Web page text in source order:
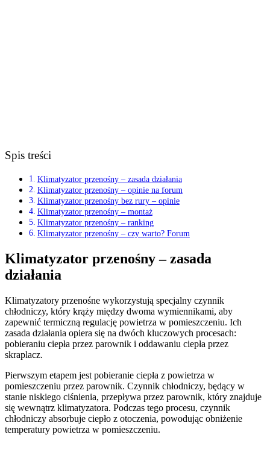
Spis treści
Klimatyzator przenośny – zasada działania
Klimatyzator przenośny – opinie na forum
Klimatyzator przenośny bez rury – opinie
Klimatyzator przenośny – montaż
Klimatyzator przenośny – ranking
Klimatyzator przenośny – czy warto? Forum
Klimatyzator przenośny – zasada
działania
Klimatyzatory przenośne wykorzystują specjalny czynnik
chłodniczy, który krąży między dwoma wymiennikami, aby
zapewnić termiczną regulację powietrza w pomieszczeniu. Ich
zasada działania opiera się na dwóch kluczowych procesach:
pobieraniu ciepła przez parownik i oddawaniu ciepła przez
skraplacz.
Pierwszym etapem jest pobieranie ciepła z powietrza w
pomieszczeniu przez parownik. Czynnik chłodniczy, będący w
stanie niskiego ciśnienia, przepływa przez parownik, który znajduje
się wewnątrz klimatyzatora. Podczas tego procesu, czynnik
chłodniczy absorbuje ciepło z otoczenia, powodując obniżenie
temperatury powietrza w pomieszczeniu.